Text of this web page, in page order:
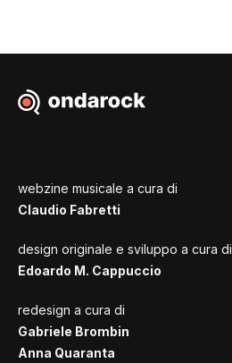
webzine musicale a cura di
Claudio Fabretti
design originale e sviluppo a cura di
Edoardo M. Cappuccio
redesign a cura di
Gabriele Brombin
Anna Quaranta